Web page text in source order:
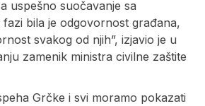
uspešno suočavanje sa
bila je odgovornost građana,
svakog od njih”, izjavio je u
zamenik ministra civilne zaštite
Grčke i svi moramo pokazati